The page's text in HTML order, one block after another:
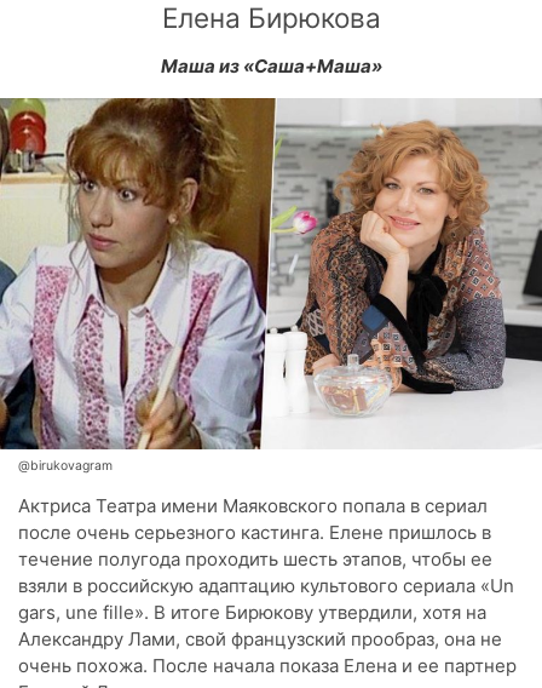
Елена Бирюкова
Маша из «Саша+Маша»
@birukovagram
Актриса Театра имени Маяковского попала в сериал
после очень серьезного кастинга. Елене пришлось в
течение полугода проходить шесть этапов, чтобы ее
взяли в российскую адаптацию культового сериала «Un
gars, une fille». В итоге Бирюкову утвердили, хотя на
Александру Лами, свой французский прообраз, она не
очень похожа. После начала показа Елена и ее партнер